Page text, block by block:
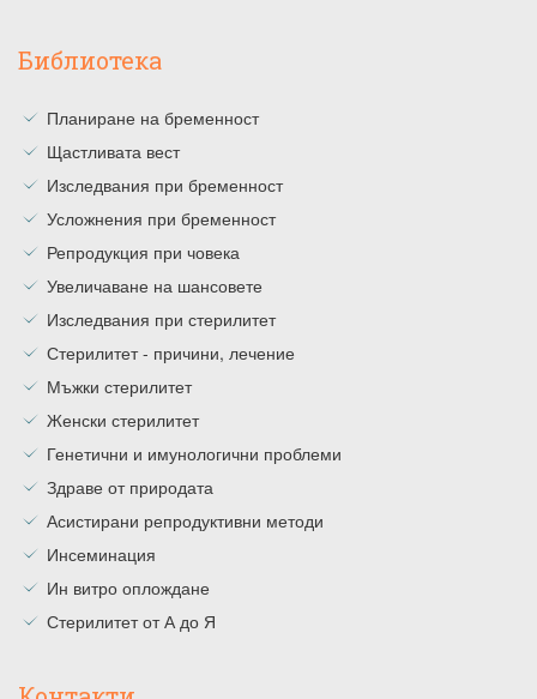
Библиотека
Планиране на бременност
Щастливата вест
Изследвания при бременност
Усложнения при бременност
Репродукция при човека
Увеличаване на шансовете
Изследвания при стерилитет
Стерилитет - причини, лечение
Мъжки стерилитет
Женски стерилитет
Генетични и имунологични проблеми
Здраве от природата
Асистирани репродуктивни методи
Инсеминация
Ин витро оплождане
Стерилитет от А до Я